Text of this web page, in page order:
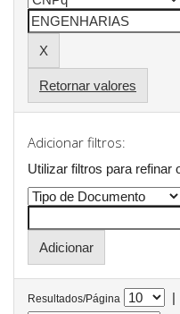
Retornar valores
Adicionar filtros:
Utilizar filtros para refinar
Resultados/Página |